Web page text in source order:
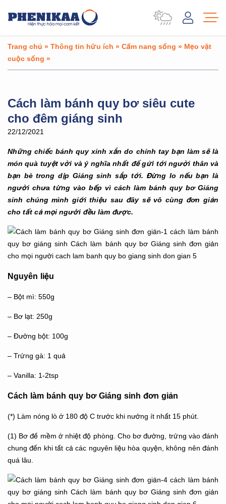
Trang chủ » Thông tin hữu ích » Cẩm nang sống » Mẹo vặt
cuộc sống »
Cách làm bánh quy bơ siêu cute
cho đêm giáng sinh
22/12/2021
Những chiếc bánh quy xinh xắn do chính tay bạn làm sẽ là
món quà tuyệt vời và ý nghĩa nhất để gửi tới người thân và
bạn bè trong dịp Giáng sinh sắp tới. Đừng lo nếu bạn là
người chưa từng vào bếp vì cách làm bánh quy bơ Giáng
sinh chúng mình giới thiệu sau đây sẽ vô cùng đơn giản
cho tất cả mọi người đều làm được.
Nguyên liệu
– Bột mì: 550g
– Bơ lạt: 250g
– Đường bột: 100g
– Trứng gà: 1 quả
– Vanilla: 1-2tsp
Cách làm bánh quy bơ Giáng sinh đơn giản
(*) Làm nóng lò ở 180 độ C trước khi nướng ít nhất 15 phút.
(1) Bơ để mềm ở nhiệt độ phòng. Cho bơ đường, trứng vào đánh
chung đến khi tất cả các nguyên liệu hòa quyện, không nên đánh
quá lâu.